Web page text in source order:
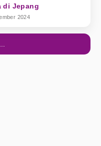
di Jepang
2024